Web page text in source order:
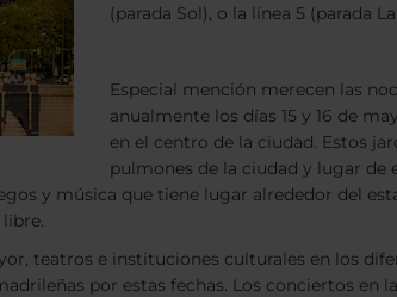
(parada Sol), o la línea 5 (parada
Especial mención merecen las
anualmente los días 15 y 16 de
en el centro de la ciudad. Estos
pulmones de la ciudad y lugar de
y música que tiene lugar alrededor del
teatros e instituciones culturales en los
por estas fechas. Los conciertos en